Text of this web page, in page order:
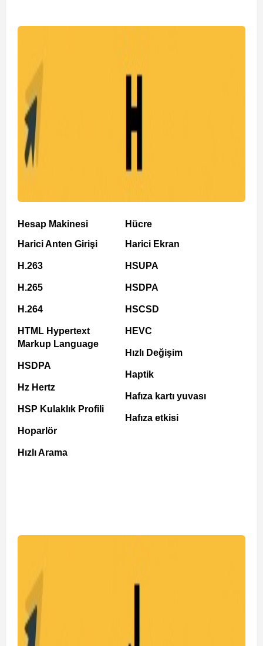
Hesap Makinesi
Harici Anten Girişi
H.263
H.265
H.264
HTML Hypertext
Markup Language
HSDPA
Hz Hertz
HSP Kulaklık Profili
Hoparlör
Hızlı Arama
Hücre
Harici Ekran
HSUPA
HSDPA
HSCSD
HEVC
Hızlı Değişim
Haptik
Hafıza kartı yuvası
Hafıza etkisi